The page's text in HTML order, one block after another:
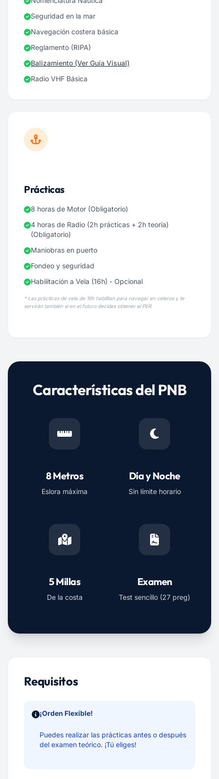
Seguridad en la mar
Navegación costera básica
Reglamento (RIPA)
Balizamiento (Ver Guía Visual)
Radio VHF Básica
Prácticas
8 horas de Motor (Obligatorio)
4 horas de Radio (2h prácticas + 2h teoría)
(Obligatorio)
Maniobras en puerto
Fondeo y seguridad
Habilitación a Vela (16h) - Opcional
* Las prácticas de vela de 16h habilitan para navegar en veleros y te
servirán también si en el futuro decides obtener el PER.
Características del PNB
8 Metros
Eslora máxima
Día y Noche
Sin límite horario
5 Millas
De la costa
Examen
Test sencillo (27 preg)
Requisitos
¡Orden Flexible!
Puedes realizar las prácticas antes o después
del examen teórico. ¡Tú eliges!